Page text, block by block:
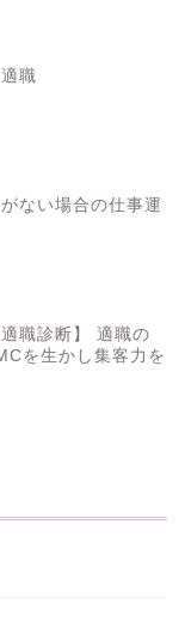
職
ない場合の仕事運
職診断】 適職の
を生かし集客力を